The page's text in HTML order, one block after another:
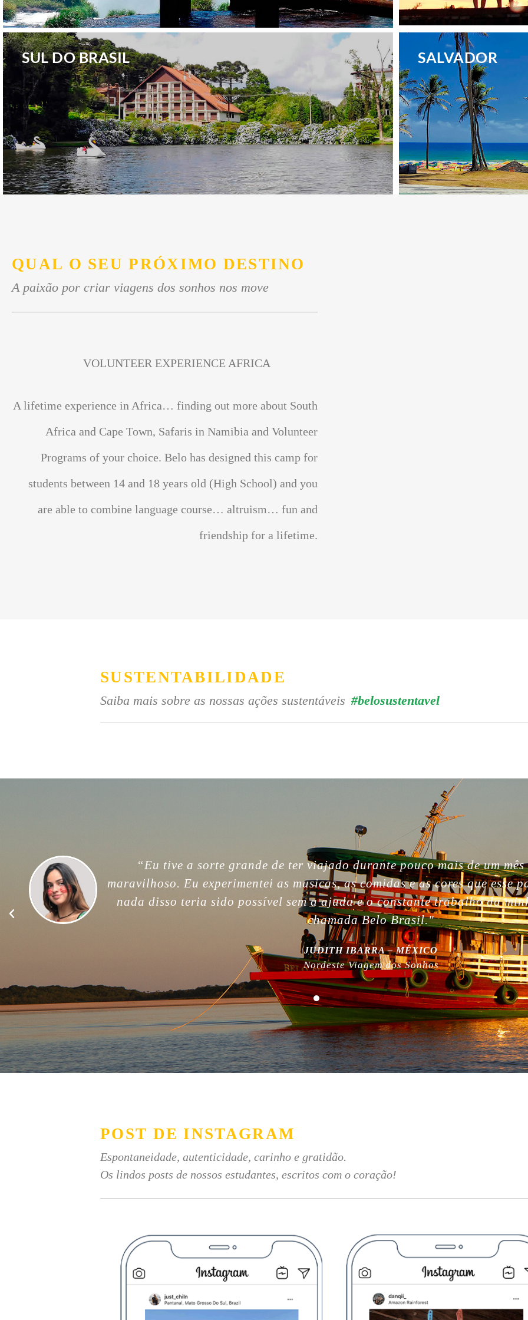
. .
SUL DO BRASIL SALVADOR
QUAL O SEU PRÓXIMO DESTINO
A paixão por criar viagens dos sonhos nos move
VOLUNTEER EXPERIENCE AFRICA
A lifetime experience in Africa… finding out more about South
Africa and Cape Town, Safaris in Namibia and Volunteer
Programs of your choice. Belo has designed this camp for
students between 14 and 18 years old (High School) and you
are able to combine language course… altruism… fun and
friendship for a lifetime.
SUSTENTABILIDADE
Saiba mais sobre as nossas ações sustentáveis #belosustentavel
“For me, this trip was unforgettable. So beautiful people, nature, without
memories. Thank you so much, the best week of my life. So much love for
good work! Plus, thanks for being plastic free!”
MILLA NURMI | FINLÂNDIA
Expedição Amazônia
POST DE INSTAGRAM
Espontaneidade, autenticidade, carinho e gratidão.
Os lindos posts de nossos estudantes, escritos com o coração!